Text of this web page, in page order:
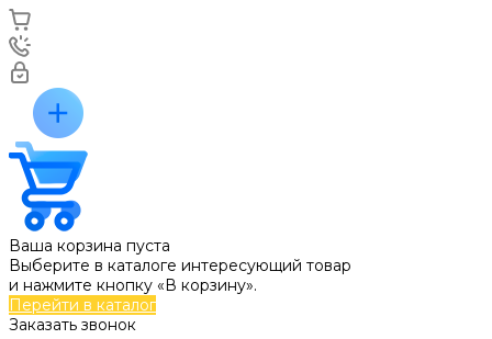
Ваша корзина пуста
Выберите в каталоге интересующий товар
и нажмите кнопку «В корзину».
Перейти в каталог
Заказать звонок